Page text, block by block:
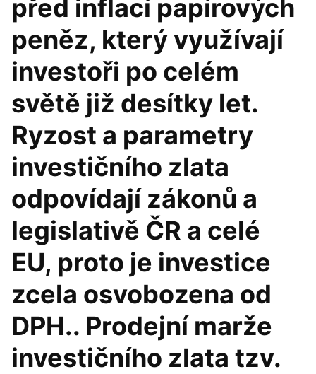
před inflací papírových
peněz, který využívají
investoři po celém
světě již desítky let.
Ryzost a parametry
investičního zlata
odpovídají zákonů a
legislativě ČR a celé
EU, proto je investice
zcela osvobozena od
DPH.. Prodejní marže
investičního zlata tzv.